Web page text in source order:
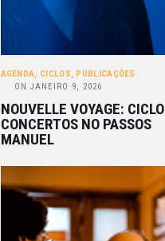
AGENDA, CICLOS, PUBLICAÇÕES
ON JANEIRO 9, 2026
NOUVELLE VOYAGE:
CONCERTOS NO PASSOS
MANUEL